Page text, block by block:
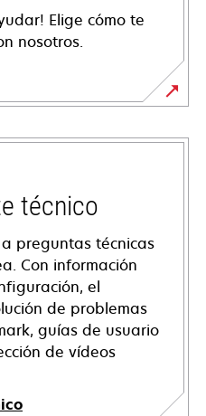
Elige cómo te
nosotros.
técnico
preguntas técnicas
Con información
el
de problemas
guías de usuario
de vídeos